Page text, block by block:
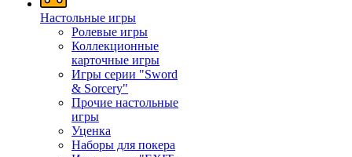
Настольные игры
Ролевые игры
Коллекционные
карточные игры
Игры серии "Sword
& Sorcery"
Прочие настольные
игры
Уценка
Наборы для покера